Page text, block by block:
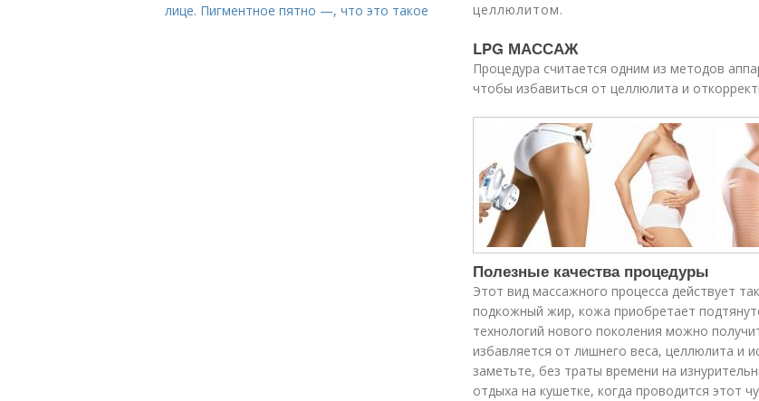
целлюлитом.
LPG МАССАЖ
Процедура считается одним из методов
чтобы избавиться от целлюлита и
Полезные качества процедуры
Этот вид массажного процесса действует
подкожный жир, кожа приобретает
технологий нового поколения можно
избавляется от лишнего веса, целлюлита и
заметьте, без траты времени на
отдыха на кушетке, когда проводится этот
лице. Пигментное пятно —, что это такое